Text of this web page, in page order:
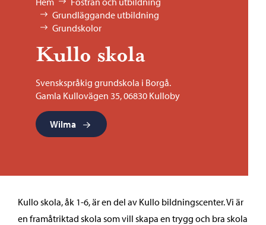
Grundläggande utbildning
Grundskolor
Kullo skola
Svenskspråkig grundskola i Borgå.
Gamla Kullovägen 35, 06830 Kulloby
Wilma
Kullo skola, åk 1-6, är en del av Kullo bildningscenter. Vi är
en framåtriktad skola som vill skapa en trygg och bra skola